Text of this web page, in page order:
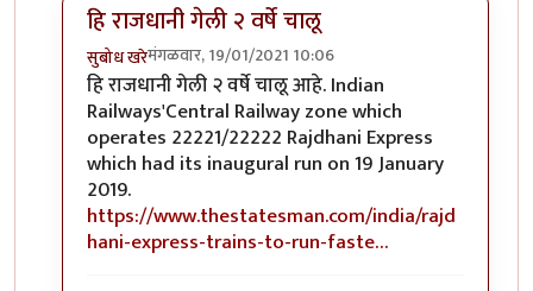
हि राजधानी गेली २ वर्षे चालू
सुबोध खरेमंगळवार, 19/01/2021 10:06
In reply toराजधानी...byहेमंतकुमार
हि राजधानी गेली २ वर्षे चालू आहे. Indian
Railways'Central Railway zone which
operates 22221/22222 Rajdhani Express
which had its inaugural run on 19 January
2019.
https://www.thestatesman.com/india/rajd
hani-express-trains-to-run-faste…